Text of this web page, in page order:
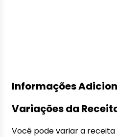
Informações
Variações da
Você pode variar a